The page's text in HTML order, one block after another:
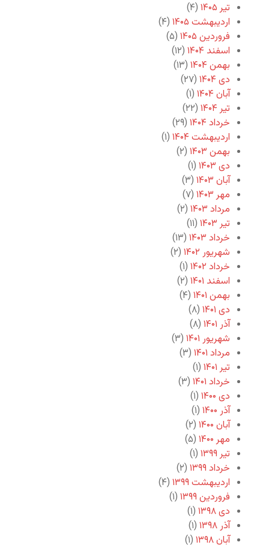
تیر ۱۴۰۵
(۴)
اردیبهشت ۱۴۰۵
(۴)
فروردین ۱۴۰۵
(۵)
اسفند ۱۴۰۴
(۱۲)
بهمن ۱۴۰۴
(۱۳)
دی ۱۴۰۴
(۲۷)
آبان ۱۴۰۴
(۱)
تیر ۱۴۰۴
(۲۲)
خرداد ۱۴۰۴
(۲۹)
اردیبهشت ۱۴۰۴
(۱)
بهمن ۱۴۰۳
(۲)
دی ۱۴۰۳
(۱)
آبان ۱۴۰۳
(۳)
مهر ۱۴۰۳
(۷)
مرداد ۱۴۰۳
(۲)
تیر ۱۴۰۳
(۱۱)
خرداد ۱۴۰۳
(۱۳)
شهریور ۱۴۰۲
(۲)
خرداد ۱۴۰۲
(۱)
اسفند ۱۴۰۱
(۲)
بهمن ۱۴۰۱
(۴)
دی ۱۴۰۱
(۸)
آذر ۱۴۰۱
(۸)
شهریور ۱۴۰۱
(۳)
مرداد ۱۴۰۱
(۳)
تیر ۱۴۰۱
(۱)
خرداد ۱۴۰۱
(۳)
دی ۱۴۰۰
(۱)
آذر ۱۴۰۰
(۱)
آبان ۱۴۰۰
(۲)
مهر ۱۴۰۰
(۵)
تیر ۱۳۹۹
(۱)
خرداد ۱۳۹۹
(۲)
اردیبهشت ۱۳۹۹
(۴)
فروردین ۱۳۹۹
(۱)
دی ۱۳۹۸
(۱)
آذر ۱۳۹۸
(۱)
آبان ۱۳۹۸
(۱)